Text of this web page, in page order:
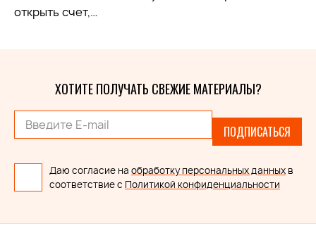
открыть счет,…
ХОТИТЕ ПОЛУЧАТЬ СВЕЖИЕ МАТЕРИАЛЫ?
ПОДПИСАТЬСЯ
Даю согласие на обработку персональных данных в
соответствие с Политикой конфиденциальности